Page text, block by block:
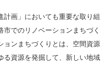
画」においても重要な取り組
でのリノベーションまちづく
ョンまちづくりとは、空間資源
る資源を発掘して、新しい地域